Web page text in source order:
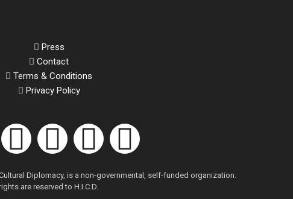
Press
Contact
Terms & Conditions
Privacy Policy
Diplomacy, is a non-governmental, self-funded organization.
are reserved to H.Ι.C.D.